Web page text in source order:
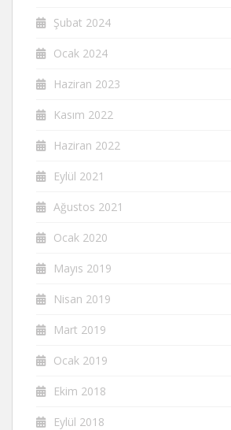
Şubat 2024
Ocak 2024
Haziran 2023
Kasım 2022
Haziran 2022
Eylül 2021
Ağustos 2021
Ocak 2020
Mayıs 2019
Nisan 2019
Mart 2019
Ocak 2019
Ekim 2018
Eylül 2018